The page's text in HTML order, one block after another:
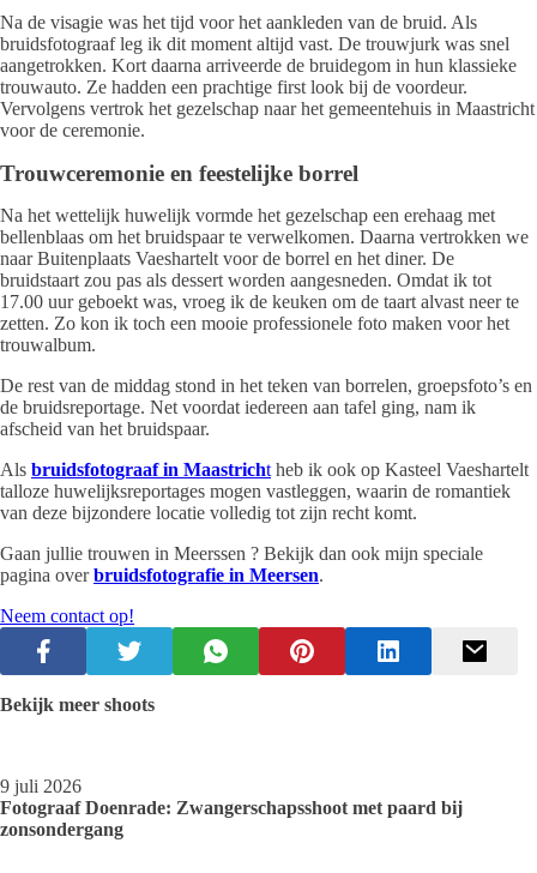
Na de visagie was het tijd voor het aankleden van de bruid. Als
bruidsfotograaf leg ik dit moment altijd vast. De trouwjurk was snel
aangetrokken. Kort daarna arriveerde de bruidegom in hun klassieke
trouwauto. Ze hadden een prachtige first look bij de voordeur.
Vervolgens vertrok het gezelschap naar het gemeentehuis in Maastricht
voor de ceremonie.
Trouwceremonie en feestelijke borrel
Na het wettelijk huwelijk vormde het gezelschap een erehaag met
bellenblaas om het bruidspaar te verwelkomen. Daarna vertrokken we
naar Buitenplaats Vaeshartelt voor de borrel en het diner. De
bruidstaart zou pas als dessert worden aangesneden. Omdat ik tot
17.00 uur geboekt was, vroeg ik de keuken om de taart alvast neer te
zetten. Zo kon ik toch een mooie professionele foto maken voor het
trouwalbum.
De rest van de middag stond in het teken van borrelen, groepsfoto’s en
de bruidsreportage. Net voordat iedereen aan tafel ging, nam ik
afscheid van het bruidspaar.
Als bruidsfotograaf in Maastricht heb ik ook op Kasteel Vaeshartelt
talloze huwelijksreportages mogen vastleggen, waarin de romantiek
van deze bijzondere locatie volledig tot zijn recht komt.
Gaan jullie trouwen in Meerssen ? Bekijk dan ook mijn speciale
pagina overbruidsfotografie in Meersen.
Neem contact op!
Bekijk meer shoots
9 juli 2026
Fotograaf Doenrade: Zwangerschapsshoot met paard bij
zonsondergang